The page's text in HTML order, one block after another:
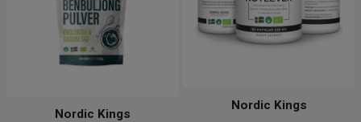
Nordic Kings
Nordic Kings